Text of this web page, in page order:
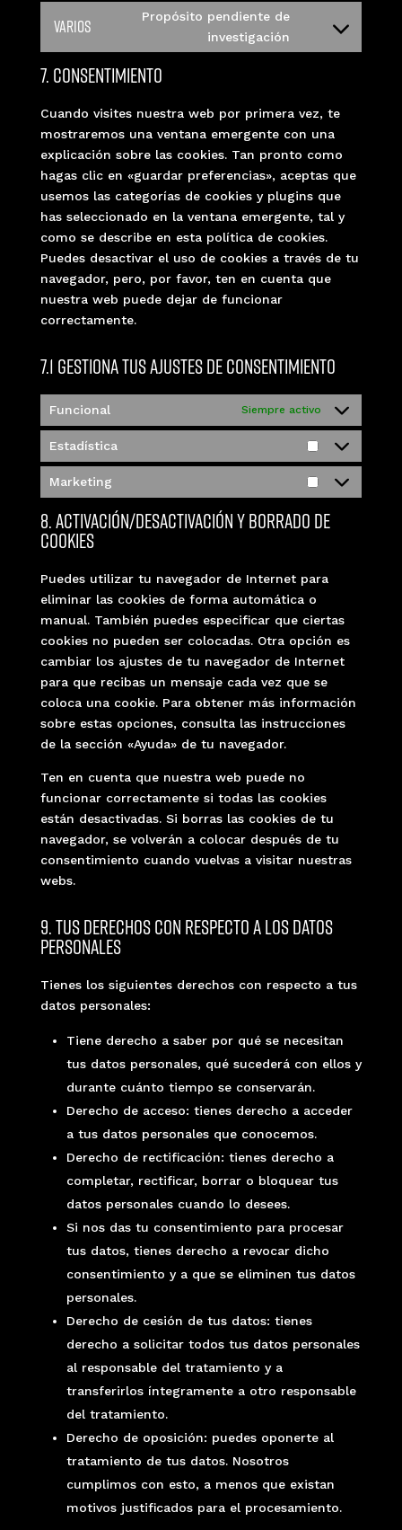
service
Varios
Propósito pendiente de
investigación
Consent
to
7. Consentimiento
Cuando visites nuestra web por primera vez, te
mostraremos una ventana emergente con una
explicación sobre las cookies. Tan pronto como
hagas clic en «guardar preferencias», aceptas que
usemos las categorías de cookies y plugins que
has seleccionado en la ventana emergente, tal y
como se describe en esta política de cookies.
Puedes desactivar el uso de cookies a través de tu
navegador, pero, por favor, ten en cuenta que
nuestra web puede dejar de funcionar
correctamente.
7.1 Gestiona tus ajustes de consentimiento
Funcional Siempre activo
Estadística
Estadística
Marketing
Marketing
8. Activación/desactivación y borrado de
cookies
Puedes utilizar tu navegador de Internet para
eliminar las cookies de forma automática o
manual. También puedes especificar que ciertas
cookies no pueden ser colocadas. Otra opción es
cambiar los ajustes de tu navegador de Internet
para que recibas un mensaje cada vez que se
coloca una cookie. Para obtener más información
sobre estas opciones, consulta las instrucciones
de la sección «Ayuda» de tu navegador.
Ten en cuenta que nuestra web puede no
funcionar correctamente si todas las cookies
están desactivadas. Si borras las cookies de tu
navegador, se volverán a colocar después de tu
consentimiento cuando vuelvas a visitar nuestras
webs.
9. Tus derechos con respecto a los datos
personales
Tienes los siguientes derechos con respecto a tus
datos personales:
Tiene derecho a saber por qué se necesitan
tus datos personales, qué sucederá con ellos y
durante cuánto tiempo se conservarán.
Derecho de acceso: tienes derecho a acceder
a tus datos personales que conocemos.
Derecho de rectificación: tienes derecho a
completar, rectificar, borrar o bloquear tus
datos personales cuando lo desees.
Si nos das tu consentimiento para procesar
tus datos, tienes derecho a revocar dicho
consentimiento y a que se eliminen tus datos
personales.
Derecho de cesión de tus datos: tienes
derecho a solicitar todos tus datos personales
al responsable del tratamiento y a
transferirlos íntegramente a otro responsable
del tratamiento.
Derecho de oposición: puedes oponerte al
tratamiento de tus datos. Nosotros
cumplimos con esto, a menos que existan
motivos justificados para el procesamiento.